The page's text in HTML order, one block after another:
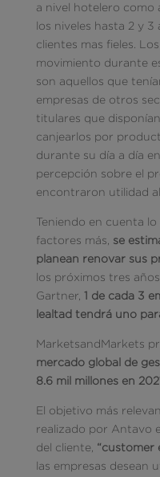
a nivel hotelero como
los niveles hasta 2 y 3
clientes mas fieles.
movimiento durante
son aquellos que
empresas de otros
titulares que
canjearlos por
durante su día a día
percepción sobre el
encontraron utilidad al
Teniendo en cuenta
factores más, se
planean renovar sus
los próximos tres
Gartner, 1 de cada 3
lealtad tendrá uno
MarketsandMarkets
mercado global de
8.6 mil millones en
El objetivo más
realizado por Antavo
del cliente, “customer
las empresas desean